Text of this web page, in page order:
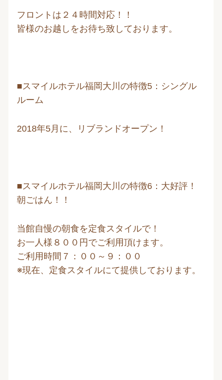
フロントは２４時間対応！！
皆様のお越しをお待ち致しております。
■スマイルホテル福岡大川の特徴5：シングル
ルーム
2018年5月に、リブランドオープン！
■スマイルホテル福岡大川の特徴6：大好評！
朝ごはん！！
当館自慢の朝食を定食スタイルで！
お一人様８００円でご利用頂けます。
ご利用時間７：００～９：００
※現在、定食スタイルにて提供しております。